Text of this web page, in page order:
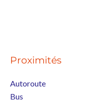
Proximités
Autoroute
Bus